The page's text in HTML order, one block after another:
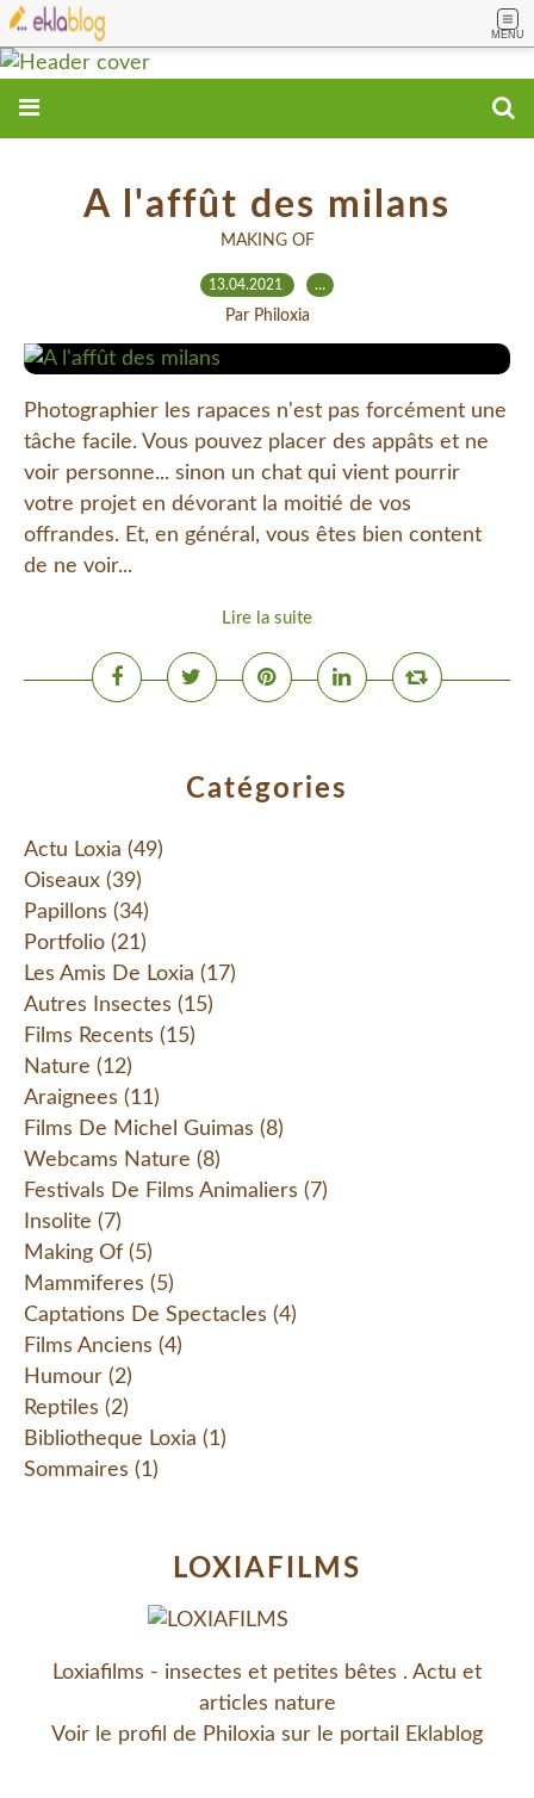
MENU
A l'affût des milans
MAKING OF
13.04.2021 …
Par Philoxia
Photographier les rapaces n'est pas forcément une
tâche facile. Vous pouvez placer des appâts et ne
voir personne... sinon un chat qui vient pourrir
votre projet en dévorant la moitié de vos
offrandes. Et, en général, vous êtes bien content
de ne voir...
Lire la suite
Catégories
Actu Loxia (49)
Oiseaux (39)
Papillons (34)
Portfolio (21)
Les Amis De Loxia (17)
Autres Insectes (15)
Films Recents (15)
Nature (12)
Araignees (11)
Films De Michel Guimas (8)
Webcams Nature (8)
Festivals De Films Animaliers (7)
Insolite (7)
Making Of (5)
Mammiferes (5)
Captations De Spectacles (4)
Films Anciens (4)
Humour (2)
Reptiles (2)
Bibliotheque Loxia (1)
Sommaires (1)
LOXIAFILMS
Loxiafilms - insectes et petites bêtes . Actu et
articles nature
Voir le profil de Philoxia sur le portail Eklablog